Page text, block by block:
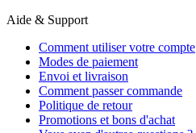
Aide & Support
Comment utiliser votre compte
Modes de paiement
Envoi et livraison
Comment passer commande
Politique de retour
Promotions et bons d'achat